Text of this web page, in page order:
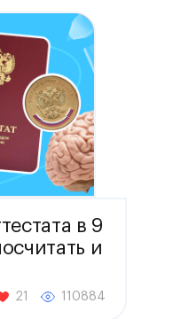
в 9
и
21 110884